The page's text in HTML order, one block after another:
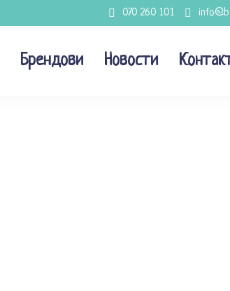
070 260 101
Брендови Новости